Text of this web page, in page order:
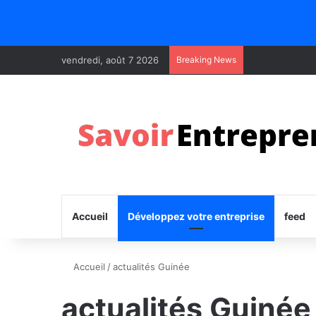
vendredi, août 7 2026 Breaking News
Accueil Développez votre entreprise feed
Accueil /actualités Guinée
actualités Guinée